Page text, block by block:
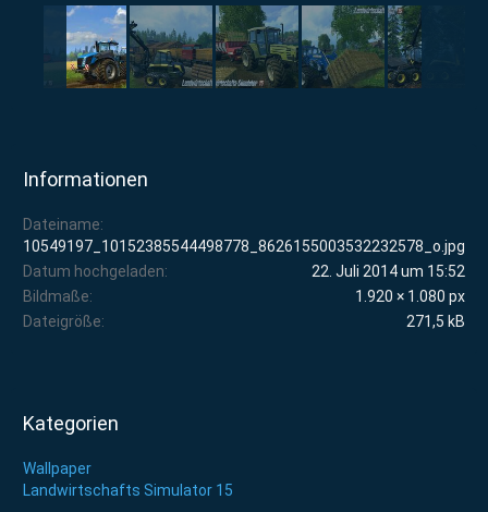
Informationen
Dateiname
10549197_10152385544498778_8626155003532232578_o.jpg
Datum hochgeladen
22. Juli 2014 um 15:52
Bildmaße
1.920 × 1.080 px
Dateigröße
271,5 kB
Kategorien
Wallpaper
Landwirtschafts Simulator 15